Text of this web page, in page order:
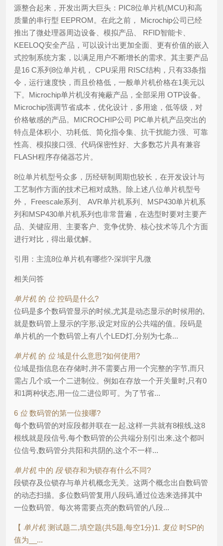
源整合起来，开发出两大巨头：PIC8位单片机(MCU)和高
质量的串行型 EEPROM。在此之前， Microchip公司已经
推出了微处理器周边设备、模拟产品、 RFID智能卡、
KEELOQ安全产品，可以设计出更加全面、更有价值的嵌入
式控制系统方案，以满足用户不断增长的需求。其主要产品
是16 C系列8位单片机， CPU采用 RISC结构，只有33条指
令，运行速度快，而且价格低，一般单片机价格在1美元以
下。Microchip单片机没有掩蔽产品，全部采用 OTP设备。
Microchip强调节省成本，优化设计，多用途，低等级，对
价格敏感的产品。MICROCHIP公司 PIC单片机产品突出的
特点是体积小、功耗低、简化指令集、抗干扰能力强、可靠
性高、模拟接口强、代码保密性好、大多数芯片具有兼容
FLASH程序存储器芯片。
8位单片机型号众多，历经研制周期也较长，在开发设计与
工艺制作方面的技术已相对成熟。除上述八位单片机型号
外， Freescale系列、 AVR单片机系列、MSP430单片机系
列和MSP430单片机系列也非常普遍，在选型时要对主要产
品、关键应用、主要客户、竞争优势、核心技术等几个方面
进行对比，得出最优解。
引用：主流8位单片机有哪些?-深圳宇凡微
相关问答
单片机 的 位控码是什么?
位码是多个数码管显示的时候,尤其是动态显示的时候用的,
就是数码管上显示的字形,设定对应的公共端的值。段码是
单片机的一个数码管上有八个LED灯,分别为七条...
单片机 的 位域是什么意思?如何使用?
位域是指信息在存储时,并不需要占用一个完整的字节,而只
需占几个或一个二进制位。例如在存放一个开关量时,只有0
和1两种状态,用一位二进位即可。为了节省...
6 位数码管的第一位接哪?
每个数码管的对应段都并联在一起,这样一共就有8根线,这8
根线就是段信号,每个数码管的公共端分别引出来,这个都叫
位信号,数码管分共阳和共阴的,这个不一样...
单片机 中的 段锁存和为锁存有什么不同?
段锁存及位锁存与单片机概念无关。这两个概念出自数码管
的动态扫描。多位数码管复用八段码,通过位选来选择其中
一位数码管。每次将需要点亮的数码管的八段...
【 单片机 测试题二,填空题(共5题,每空1分)1. 复位 时SP的
值为__...